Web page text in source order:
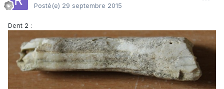
Posté(e) 29 septembre 2015
Dent 2 :